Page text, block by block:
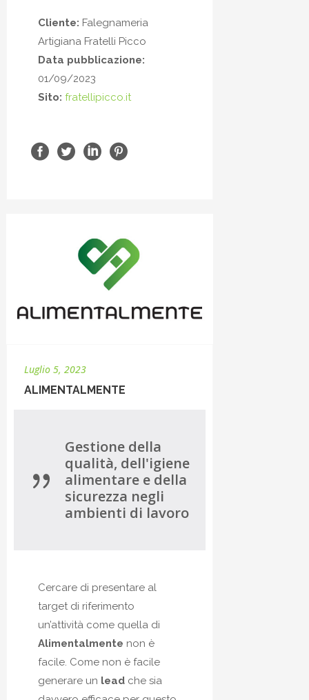
Cliente: Falegnameria
Artigiana Fratelli Picco
Data pubblicazione:
01/09/2023
Sito: fratellipicco.it
Luglio 5, 2023
ALIMENTALMENTE
Gestione della
qualità, dell'igiene
alimentare e della
sicurezza negli
ambienti di lavoro
Cercare di presentare al
target di riferimento
un’attività come quella di
Alimentalmente non è
facile. Come non è facile
generare un leadche sia